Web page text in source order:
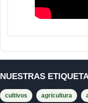
NUESTRAS
cultivos agricultura